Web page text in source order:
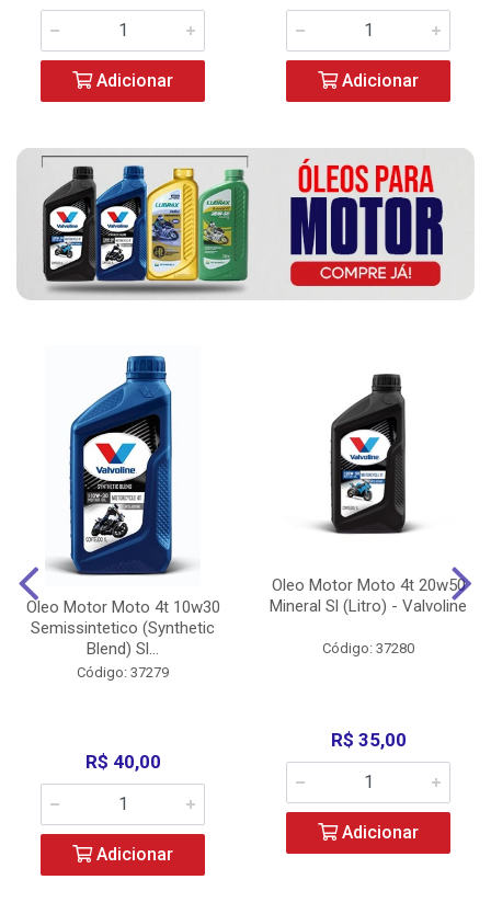
Adicionar Adicionar
Oleo Motor Moto 4t 10w30
Semissintetico (Synthetic
Blend) Sl...
Código: 37279
R$ 40,00
Adicionar
Oleo Motor Moto 4t 20w50
Mineral Sl (Litro) - Valvoline
Código: 37280
R$ 35,00
Adicionar